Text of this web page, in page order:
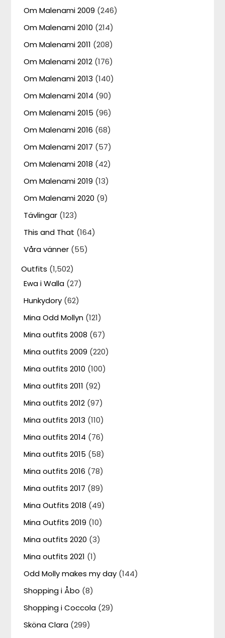
Om Malenami 2009 (246)
Om Malenami 2010 (214)
Om Malenami 2011 (208)
Om Malenami 2012 (176)
Om Malenami 2013 (140)
Om Malenami 2014 (90)
Om Malenami 2015 (96)
Om Malenami 2016 (68)
Om Malenami 2017 (57)
Om Malenami 2018 (42)
Om Malenami 2019 (13)
Om Malenami 2020 (9)
Tävlingar (123)
This and That (164)
Våra vänner (55)
Outfits (1,502)
Ewa i Walla (27)
Hunkydory (62)
Mina Odd Mollyn (121)
Mina outfits 2008 (67)
Mina outfits 2009 (220)
Mina outfits 2010 (100)
Mina outfits 2011 (92)
Mina outfits 2012 (97)
Mina outfits 2013 (110)
Mina outfits 2014 (76)
Mina outfits 2015 (58)
Mina outfits 2016 (78)
Mina outfits 2017 (89)
Mina Outfits 2018 (49)
Mina Outfits 2019 (10)
Mina outfits 2020 (3)
Mina outfits 2021 (1)
Odd Molly makes my day (144)
Shopping i Åbo (8)
Shopping i Coccola (29)
Sköna Clara (299)